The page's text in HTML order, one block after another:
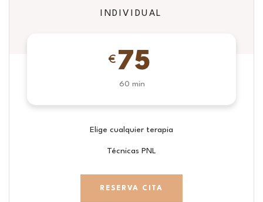
INDIVIDUAL
€ 75
60 min
Elige cualquier terapia
Técnicas PNL
RESERVA CITA